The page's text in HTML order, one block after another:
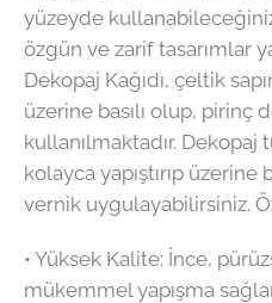
yüzeyde
özgün ve zarif tasarımlar
Dekopaj Kağıdı, çeltik
üzerine basılı olup, pirinç
kullanılmaktadır.
kolayca yapıştırıp
vernik uygulayabilirsiniz.
•⁠ ⁠Yüksek Kalite: İnce,
mükemmel yapışma